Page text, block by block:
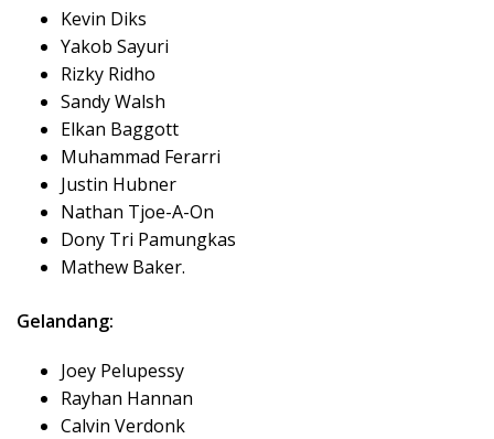
Kevin Diks
Yakob Sayuri
Rizky Ridho
Sandy Walsh
Elkan Baggott
Muhammad Ferarri
Justin Hubner
Nathan Tjoe-A-On
Dony Tri Pamungkas
Mathew Baker.
Gelandang:
Joey Pelupessy
Rayhan Hannan
Calvin Verdonk